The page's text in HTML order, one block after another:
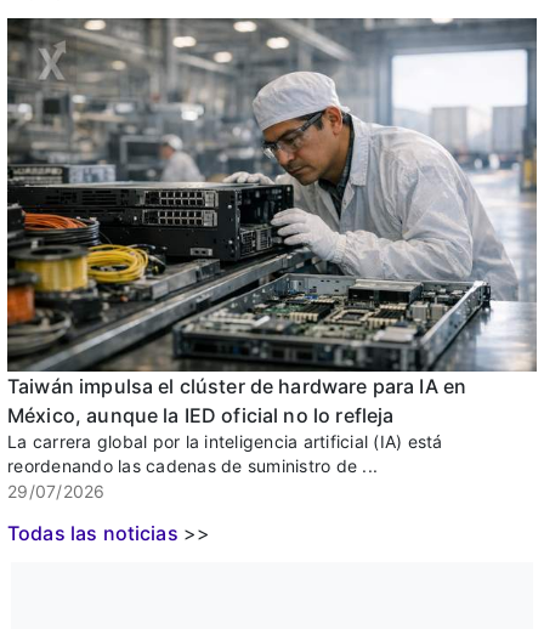
Taiwán impulsa el clúster de hardware para IA en
México, aunque la IED oficial no lo refleja
La carrera global por la inteligencia artificial (IA) está
reordenando las cadenas de suministro de ...
29/07/2026
Todas las noticias >>